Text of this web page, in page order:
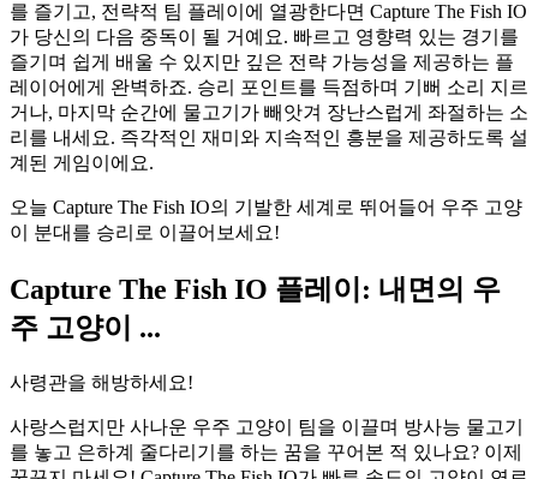
를 즐기고, 전략적 팀 플레이에 열광한다면 Capture The Fish IO
가 당신의 다음 중독이 될 거예요. 빠르고 영향력 있는 경기를
즐기며 쉽게 배울 수 있지만 깊은 전략 가능성을 제공하는 플
레이어에게 완벽하죠. 승리 포인트를 득점하며 기뻐 소리 지르
거나, 마지막 순간에 물고기가 빼앗겨 장난스럽게 좌절하는 소
리를 내세요. 즉각적인 재미와 지속적인 흥분을 제공하도록 설
계된 게임이에요.
오늘 Capture The Fish IO의 기발한 세계로 뛰어들어 우주 고양
이 분대를 승리로 이끌어보세요!
Capture The Fish IO 플레이: 내면의 우
주 고양이 ...
사령관을 해방하세요!
사랑스럽지만 사나운 우주 고양이 팀을 이끌며 방사능 물고기
를 놓고 은하계 줄다리기를 하는 꿈을 꾸어본 적 있나요? 이제